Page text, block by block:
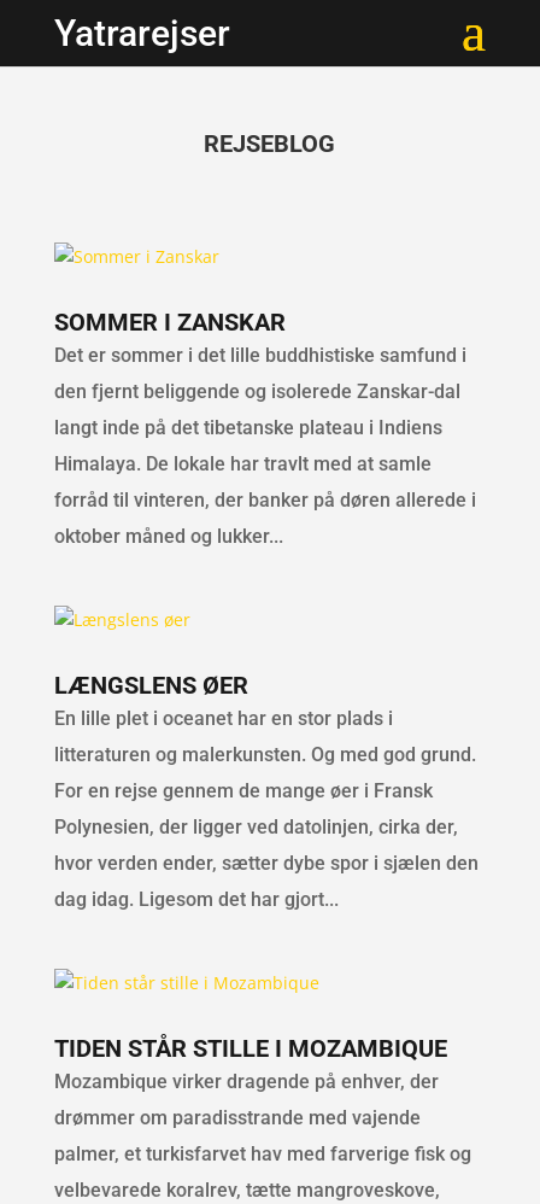
Yatrarejser
REJSEBLOG
SOMMER I ZANSKAR
Det er sommer i det lille buddhistiske samfund i
den fjernt beliggende og isolerede Zanskar-dal
langt inde på det tibetanske plateau i Indiens
Himalaya. De lokale har travlt med at samle
forråd til vinteren, der banker på døren allerede i
oktober måned og lukker...
LÆNGSLENS ØER
En lille plet i oceanet har en stor plads i
litteraturen og malerkunsten. Og med god grund.
For en rejse gennem de mange øer i Fransk
Polynesien, der ligger ved datolinjen, cirka der,
hvor verden ender, sætter dybe spor i sjælen den
dag idag. Ligesom det har gjort...
TIDEN STÅR STILLE I MOZAMBIQUE
Mozambique virker dragende på enhver, der
drømmer om paradisstrande med vajende
palmer, et turkisfarvet hav med farverige fisk og
velbevarede koralrev, tætte mangroveskove,